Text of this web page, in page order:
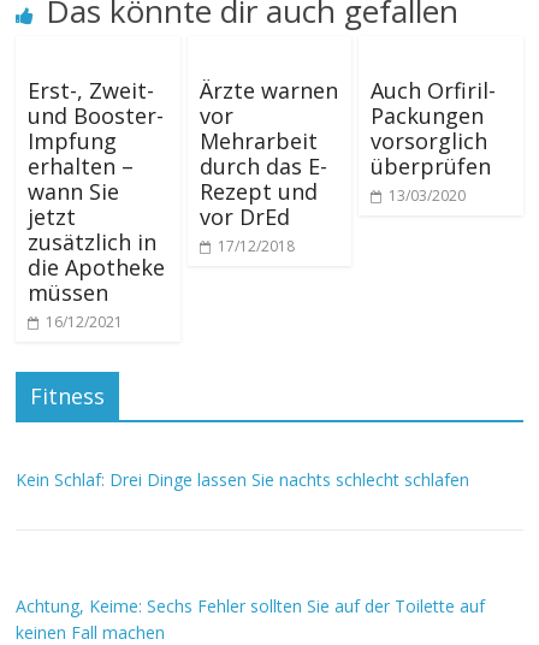
Das könnte dir auch gefallen
Erst-, Zweit-
und Booster-
Impfung
erhalten –
wann Sie
jetzt
zusätzlich in
die Apotheke
müssen
16/12/2021
Ärzte warnen
vor
Mehrarbeit
durch das E-
Rezept und
vor DrEd
17/12/2018
Auch Orfiril-
Packungen
vorsorglich
überprüfen
13/03/2020
Fitness
Kein Schlaf: Drei Dinge lassen Sie nachts schlecht schlafen
Achtung, Keime: Sechs Fehler sollten Sie auf der Toilette auf
keinen Fall machen